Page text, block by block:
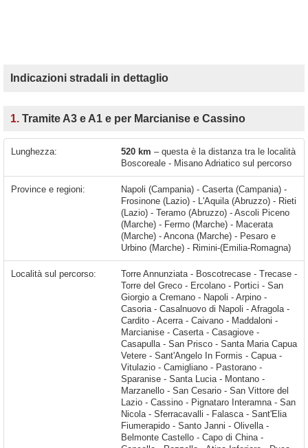
Indicazioni stradali in dettaglio
1. Tramite A3 e A1 e per Marcianise e Cassino
Lunghezza: 520 km – questa è la distanza tra le località
Boscoreale - Misano Adriatico sul percorso
Province e regioni:
Napoli (Campania) - Caserta (Campania) -
Frosinone (Lazio) - L'Aquila (Abruzzo) - Rieti
(Lazio) - Teramo (Abruzzo) - Ascoli Piceno
(Marche) - Fermo (Marche) - Macerata
(Marche) - Ancona (Marche) - Pesaro e
Urbino (Marche) - Rimini-(Emilia-Romagna)
Località sul percorso: Torre Annunziata - Boscotrecase - Trecase - Torre del Greco - Ercolano - Portici - San Giorgio a Cremano - Napoli - Arpino - Casoria - Casalnuovo di Napoli - Afragola - Cardito - Acerra - Caivano - Maddaloni - Marcianise - Caserta - Casagiove - Casapulla - San Prisco - Santa Maria Capua Vetere - Sant'Angelo In Formis - Capua - Vitulazio - Camigliano - Pastorano - Sparanise - Santa Lucia - Montano - Marzanello - San Cesario - San Vittore del Lazio - Cassino - Pignataro Interamna - San Nicola - Sferracavalli